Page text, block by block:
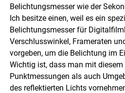
Belichtungsmesser wie der
Ich besitze einen, weil es ein
Belichtungsmesser für
Verschlusswinkel, Frameraten
vorgeben, um die Belichtung im
Wichtig ist, dass man mit
Punktmessungen als auch
des reflektierten Lichts